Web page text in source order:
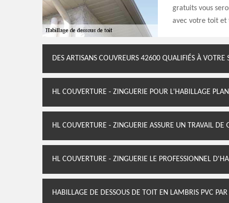
gratuits vous
avec votre toit
DES ARTISANS COUVREURS 42600 QUALIFIÉS À VOTRE
HL COUVERTURE - ZINGUERIE POUR L’HABILLAGE
HL COUVERTURE - ZINGUERIE ASSURE UN TRAVAIL DE
HL COUVERTURE - ZINGUERIE LE PROFESSIONNEL
HABILLAGE DE DESSOUS DE TOIT EN LAMBRIS PVC